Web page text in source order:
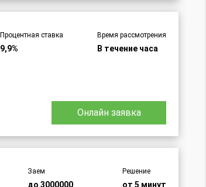
Процентная ставка
9,9%
Время рассмотрения
В течение часа
Онлайн заявка
Заем
до 3000000
Решение
от 5 минут